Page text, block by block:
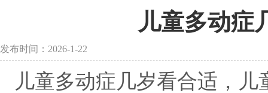
儿童多动症
发布时间：2026-1-22
儿童多动症几岁看合适，